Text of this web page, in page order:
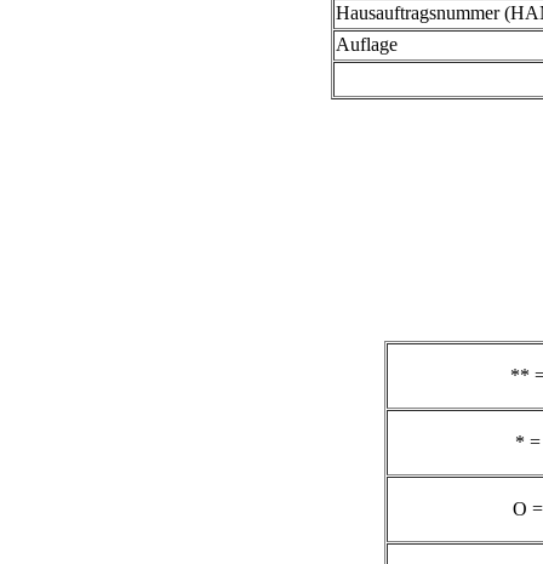
Hausauftragsnummer
Auflage
**
* =
O =